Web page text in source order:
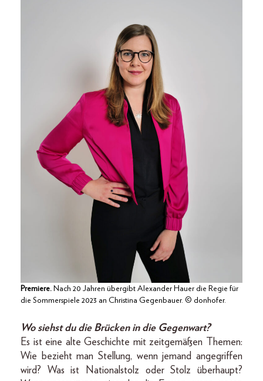
Premiere. Nach 20 Jahren übergibt Alexander Hauer die Regie für
die Sommerspiele 2023 an Christina Gegenbauer. © donhofer.
Wo siehst du die Brücken in die Gegenwart?
Es ist eine alte Geschichte mit zeitgemäßen Themen:
Wie bezieht man Stellung, wenn jemand angegriffen
wird? Was ist Nationalstolz oder Stolz überhaupt?